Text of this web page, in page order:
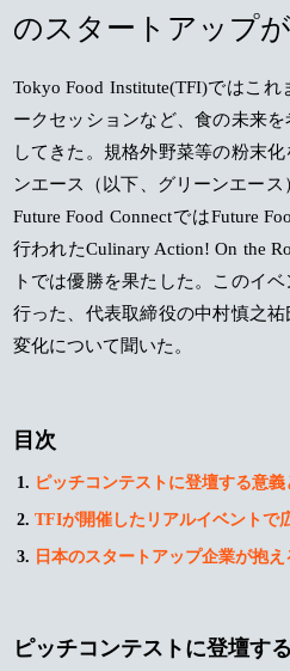
のスタートアップ
Tokyo Food Institute(TFI)ではこ
ークセッションなど、食の未来
してきた。規格外野菜等の粉末
ンエース（以下、グリーンエー
Future Food ConnectではFuture
行われたCulinary Action! On the
トでは優勝を果たした。このイ
行った、代表取締役の中村慎之
変化について聞いた。
目次
ピッチコンテストに登壇する意義
TFIが開催したリアルイベントで
日本のスタートアップ企業が抱え
ピッチコンテストに登壇す